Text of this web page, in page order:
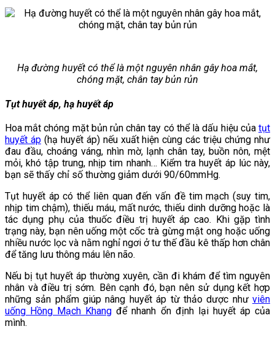
Hạ đường huyết có thể là một nguyên nhân gây hoa mắt,
chóng mặt, chân tay bủn rủn
Tụt huyết áp, hạ huyết áp
Hoa mắt chóng mặt bủn rủn chân tay có thể là dấu hiệu của tụt
huyết áp(hạ huyết áp) nếu xuất hiện cùng các triệu chứng như
đau đầu, choáng váng, nhìn mờ, lạnh chân tay, buồn nôn, mệt
mỏi, khó tập trung, nhịp tim nhanh… Kiểm tra huyết áp lúc này,
bạn sẽ thấy chỉ số thường giảm dưới 90/60mmHg.
Tụt huyết áp có thể liên quan đến vấn đề tim mạch (suy tim,
nhịp tim chậm), thiếu máu, mất nước, thiếu dinh dưỡng hoặc là
tác dụng phụ của thuốc điều trị huyết áp cao. Khi gặp tình
trạng này, bạn nên uống một cốc trà gừng mật ong hoặc uống
nhiều nước lọc và nằm nghỉ ngơi ở tư thế đầu kê thấp hơn chân
để tăng lưu thông máu lên não.
Nếu bị tụt huyết áp thường xuyên, cần đi khám để tìm nguyên
nhân và điều trị sớm. Bên cạnh đó, bạn nên sử dụng kết hợp
những sản phẩm giúp nâng huyết áp từ thảo dược như viên
uống Hồng Mạch Khang để nhanh ổn định lại huyết áp của
mình.